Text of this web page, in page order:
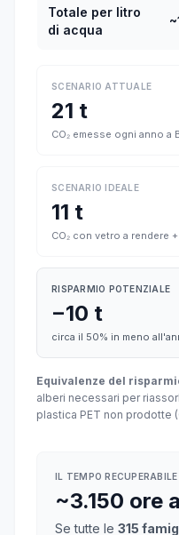
Totale per litro
di acqua
SCENARIO ATTUALE
21 t
CO₂ emesse ogni anno
SCENARIO IDEALE
11 t
CO₂ con vetro a rendere
RISPARMIO POTENZIALE
−10 t
circa il 50% in meno
Equivalenze del
alberi necessari per
plastica PET non prodotte
IL TEMPO RECUPERABILE
~3.150 ore
Se tutte le 315